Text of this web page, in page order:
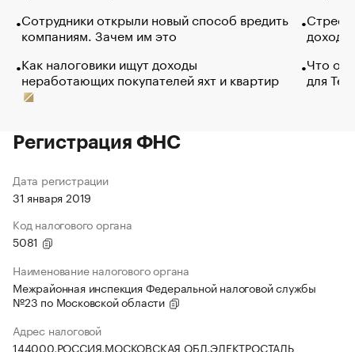
Сотрудники открыли новый способ вредить
компаниям. Зачем им это
Как налоговики ищут доходы
неработающих покупателей яхт и квартир
Что
для
Регистрация ФНС
Дата регистрации
31 января 2019
Код налогового органа
5081
Наименование налогового органа
Межрайонная инспекция Федеральной налоговой службы
№23 по Московской области
Адрес налоговой
144000,РОССИЯ,МОСКОВСКАЯ ОБЛ,ЭЛЕКТРОСТАЛЬ